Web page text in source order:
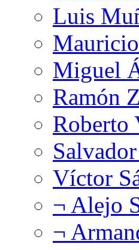
Luis
Miguel
Ramón
Roberto
Víctor
¬ Alejo
¬